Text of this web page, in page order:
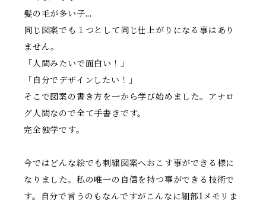
髪の毛が多い子...
同じ図案でも１つとして同じ仕上がりになる事はあり
ません。
「人間みたいで面白い！」
「自分でデザインしたい！」
そこで図案の書き方を一から学び始めました。アナロ
グ人間なので全て手書きです。
完全独学です。
今ではどんな絵でも刺繍図案へおこす事ができる様に
なりました。私の唯一の自信を持つ事ができる技術で
す。自分で言うのもなんですがこんなに細部1メモリま